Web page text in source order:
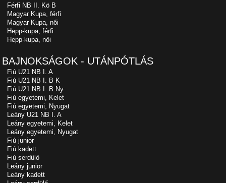
Férfi NB II. Kö B
Magyar Kupa, férfi
Magyar Kupa, női
Hepp-kupa, férfi
Hepp-kupa, női
BAJNOKSÁGOK - UTÁNPÓTLÁS
Fiú U21 NB I. A
Fiú U21 NB I. B K
Fiú U21 NB I. B Ny
Fiú egyetemi, Kelet
Fiú egyetemi, Nyugat
Leány U21 NB I. A
Leány egyetemi, Kelet
Leány egyetemi, Nyugat
Fiú junior
Fiú kadett
Fiú serdülő
Leány junior
Leány kadett